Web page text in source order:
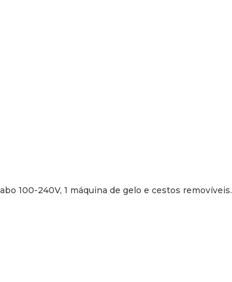
100-240V, 1 máquina de gelo e cestos removíveis.